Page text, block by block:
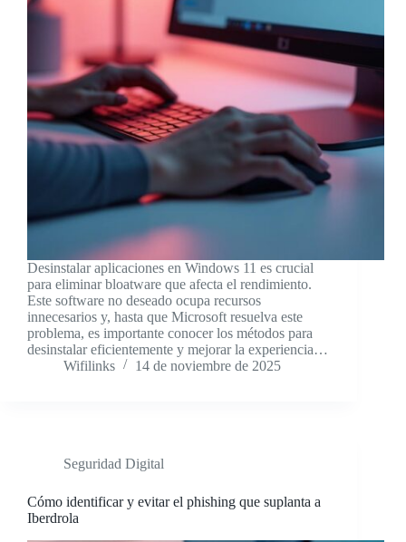
Desinstalar aplicaciones en Windows 11 es crucial
para eliminar bloatware que afecta el rendimiento.
Este software no deseado ocupa recursos
innecesarios y, hasta que Microsoft resuelva este
problema, es importante conocer los métodos para
desinstalar eficientemente y mejorar la experiencia…
Wifilinks
14 de noviembre de 2025
Seguridad Digital
Cómo identificar y evitar el phishing que suplanta a
Iberdrola